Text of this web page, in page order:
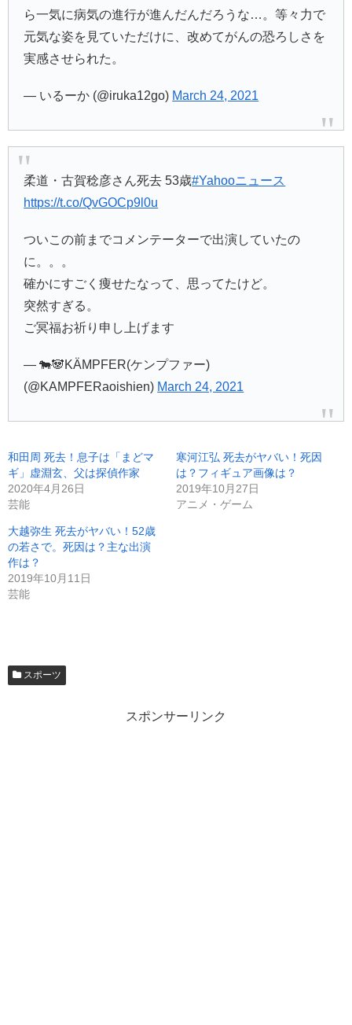
ら一気に病気の進行が進んだんだろうな…。等々力で
元気な姿を見ていただけに、改めてがんの恐ろしさを
実感させられた。
— いるーか (@iruka12go) March 24, 2021
柔道・古賀稔彦さん死去 53歳#Yahooニュース
https://t.co/QvGOCp9l0u
ついこの前までコメンテーターで出演していたの
に。。。
確かにすごく痩せたなって、思ってたけど。
突然すぎる。
ご冥福お祈り申し上げます
— 🐄🐼KÄMPFER(ケンプファー)
(@KAMPFERaoishien) March 24, 2021
和田周 死去！息子は「まどマ
ギ」虚淵玄、父は探偵作家
2020年4月26日
芸能
寒河江弘 死去がヤバい！死因
は？フィギュア画像は？
2019年10月27日
アニメ・ゲーム
大越弥生 死去がヤバい！52歳
の若さで。死因は？主な出演
作は？
2019年10月11日
芸能
スポーツ
スポンサーリンク